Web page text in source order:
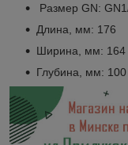
Размер GN:
Длина, мм: 176
Ширина, мм: 164
Глубина, мм: 100